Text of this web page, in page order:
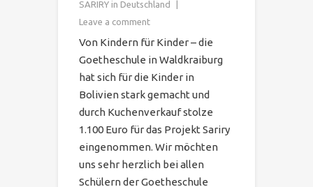
SARIRY in Deutschland
Leave a comment
Von Kindern für Kinder – die
Goetheschule in Waldkraiburg
hat sich für die Kinder in
Bolivien stark gemacht und
durch Kuchenverkauf stolze
1.100 Euro für das Projekt Sariry
eingenommen. Wir möchten
uns sehr herzlich bei allen
Schülern der Goetheschule